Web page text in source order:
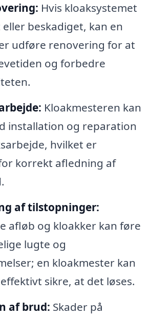
Hvis kloaksystemet
beskadiget, kan en
udføre renovering for at
og forbedre
Kloakmesteren kan
installation og reparation
hvilket er
korrekt afledning af
af tilstopninger:
afløb og kloakker kan føre
lugte og
en kloakmester kan
sikre, at det løses.
af brud: Skader på